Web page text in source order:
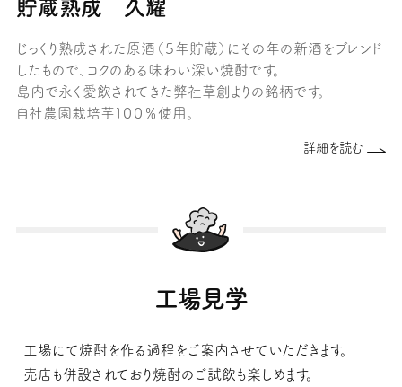
貯蔵熟成 久耀
じっくり熟成された原酒（５年貯蔵）にその年の新酒をブレンド
したもので、コクのある味わい深い焼酎です。
島内で永く愛飲されてきた弊社草創よりの銘柄です。
自社農園栽培芋１００％使用。
詳細を読む
工場見学
工場にて焼酎を作る過程をご案内させていただきます。
売店も併設されており焼酎のご試飲も楽しめます。